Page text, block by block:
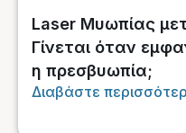
Laser Μυωπίας
Γίνεται όταν
η πρεσβυωπία;
Διαβάστε